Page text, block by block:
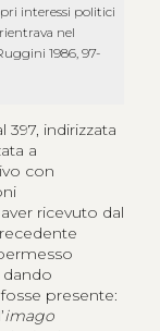
interessi politici
nel
1986, 97-
indirizzata
a
con
ricevuto dal
dando
presente:
imago